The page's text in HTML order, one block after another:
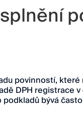
povinností,
DPH registrace
bývá